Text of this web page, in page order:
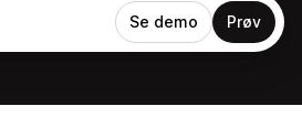
Se demo Prøv